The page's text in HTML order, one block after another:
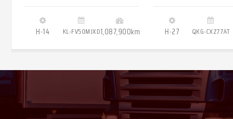
H-14 KL-FV50MJXD1,087,900km H-27 QKG-CXZ77AT